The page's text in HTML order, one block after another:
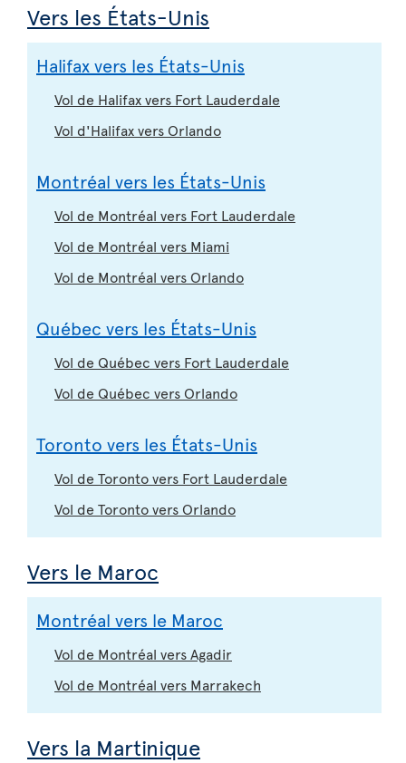
Vers les États-Unis
Halifax vers les États-Unis
Vol de Halifax vers Fort Lauderdale
Vol d'Halifax vers Orlando
Montréal vers les États-Unis
Vol de Montréal vers Fort Lauderdale
Vol de Montréal vers Miami
Vol de Montréal vers Orlando
Québec vers les États-Unis
Vol de Québec vers Fort Lauderdale
Vol de Québec vers Orlando
Toronto vers les États-Unis
Vol de Toronto vers Fort Lauderdale
Vol de Toronto vers Orlando
Vers le Maroc
Montréal vers le Maroc
Vol de Montréal vers Agadir
Vol de Montréal vers Marrakech
Vers la Martinique